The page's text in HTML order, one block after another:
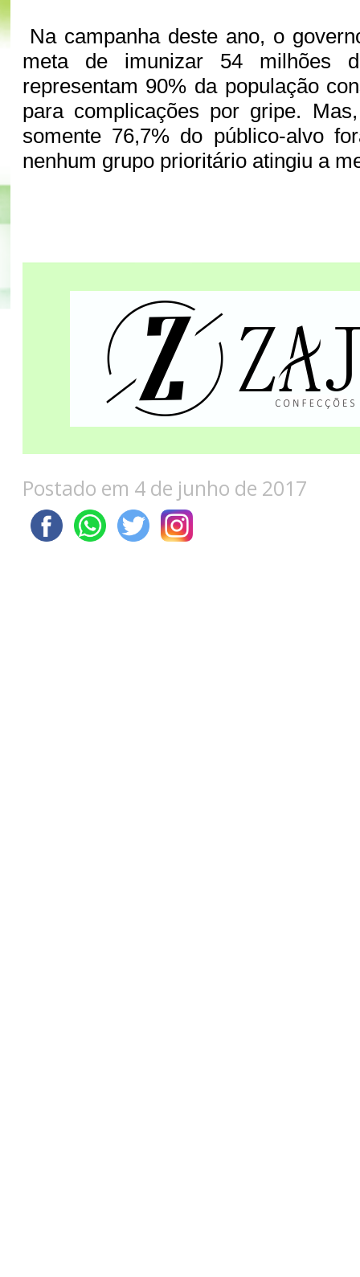
Na campanha deste ano, o
meta de imunizar 54 milhões
representam 90% da população
para complicações por gripe.
somente 76,7% do público-alvo
nenhum grupo prioritário atingiu a
Postado em 4 de junho de 2017